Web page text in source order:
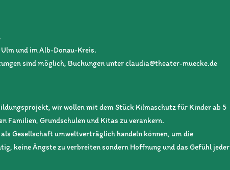
und im Alb-Donau-Kreis.
sind möglich, Buchungen unter claudia@theater-muecke.de
wir wollen mit dem Stück Kilmaschutz für Kinder ab 5
Familien, Grundschulen und Kitas zu verankern.
Gesellschaft umweltverträglich handeln können, um die
keine Ängste zu verbreiten sondern Hoffnung und das Gefühl jeder